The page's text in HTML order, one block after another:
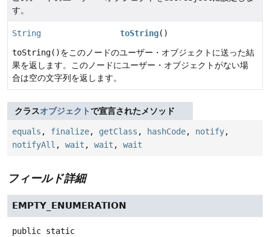
す。
String toString()
toString()をこのノードのユーザー・オブジェクトに送った結
果を返します。このノードにユーザー・オブジェクトがない場
合は空の文字列を返します。
クラスオブジェクトで宣言されたメソッド
equals , finalize, getClass , hashCode, notify,
notifyAll , wait , wait , wait
フィールド詳細
EMPTY_ENUMERATION
public static